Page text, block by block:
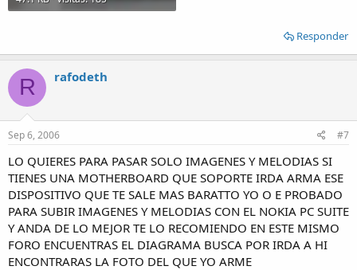
Responder
R rafodeth
Sep 6, 2006 #7
LO QUIERES PARA PASAR SOLO IMAGENES Y MELODIAS SI
TIENES UNA MOTHERBOARD QUE SOPORTE IRDA ARMA ESE
DISPOSITIVO QUE TE SALE MAS BARATTO YO O E PROBADO
PARA SUBIR IMAGENES Y MELODIAS CON EL NOKIA PC SUITE
Y ANDA DE LO MEJOR TE LO RECOMIENDO EN ESTE MISMO
FORO ENCUENTRAS EL DIAGRAMA BUSCA POR IRDA A HI
ENCONTRARAS LA FOTO DEL QUE YO ARME